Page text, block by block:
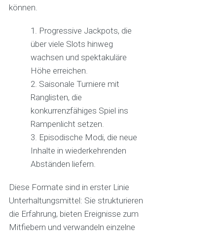
können.
Progressive Jackpots, die
über viele Slots hinweg
wachsen und spektakuläre
Höhe erreichen.
Saisonale Turniere mit
Ranglisten, die
konkurrenzfähiges Spiel ins
Rampenlicht setzen.
Episodische Modi, die neue
Inhalte in wiederkehrenden
Abständen liefern.
Diese Formate sind in erster Linie
Unterhaltungsmittel: Sie strukturieren
die Erfahrung, bieten Ereignisse zum
Mitfiebern und verwandeln einzelne